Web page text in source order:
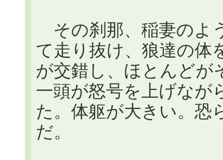
その刹那、稲妻のよ
て走り抜け、狼達の
が交錯し、ほとんどが
一頭が怒号を上げなが
た。体躯が大きい。恐
だ。